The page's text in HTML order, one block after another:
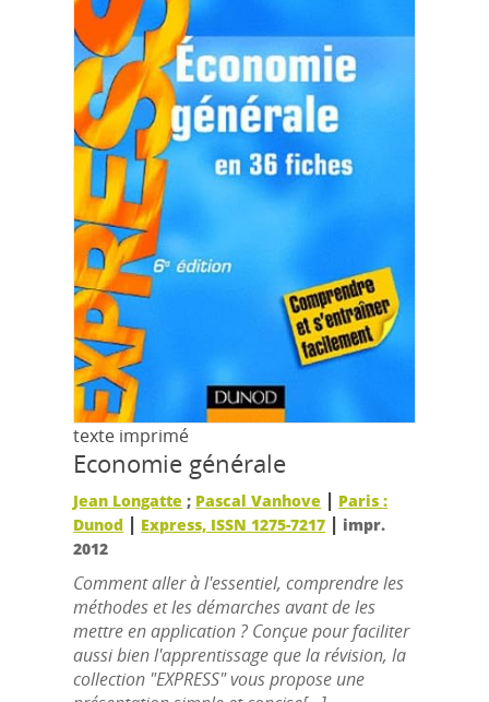
texte imprimé
Economie générale
Jean Longatte ; Pascal Vanhove | Paris :
Dunod | Express, ISSN 1275-7217 | impr.
2012
Comment aller à l'essentiel, comprendre les
méthodes et les démarches avant de les
mettre en application ? Conçue pour faciliter
aussi bien l'apprentissage que la révision, la
collection "EXPRESS" vous propose une